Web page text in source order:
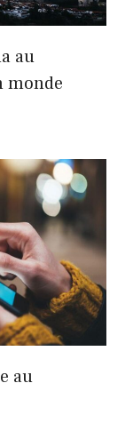
au
monde
au